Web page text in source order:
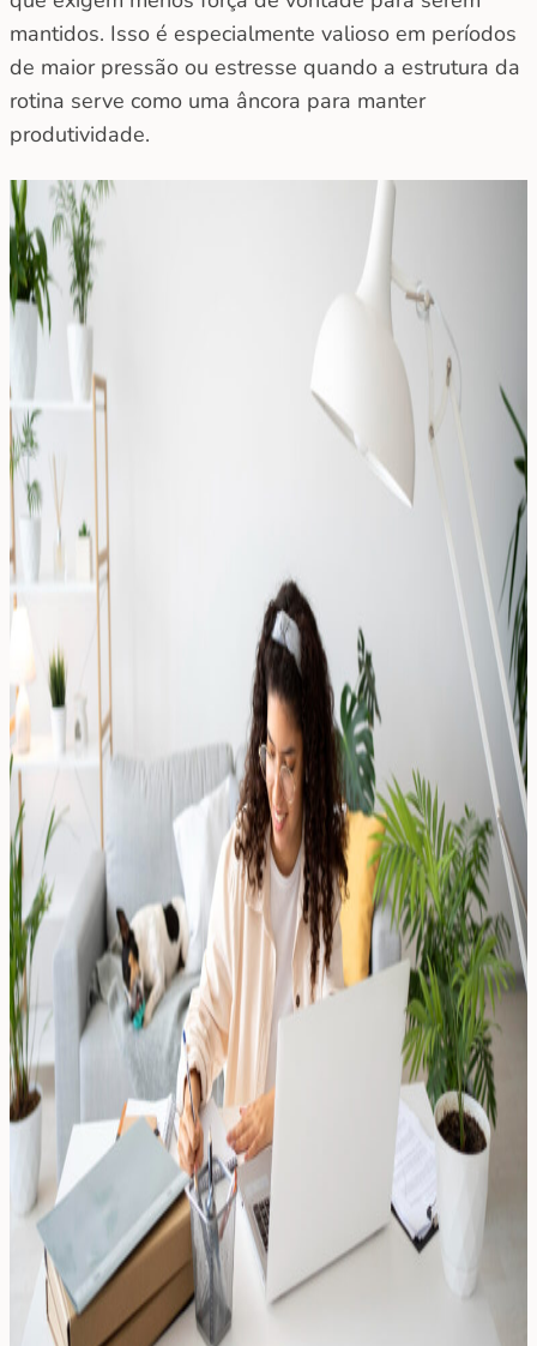
mantidos. Isso é especialmente valioso em períodos
de maior pressão ou estresse quando a estrutura da
rotina serve como uma âncora para manter
produtividade.